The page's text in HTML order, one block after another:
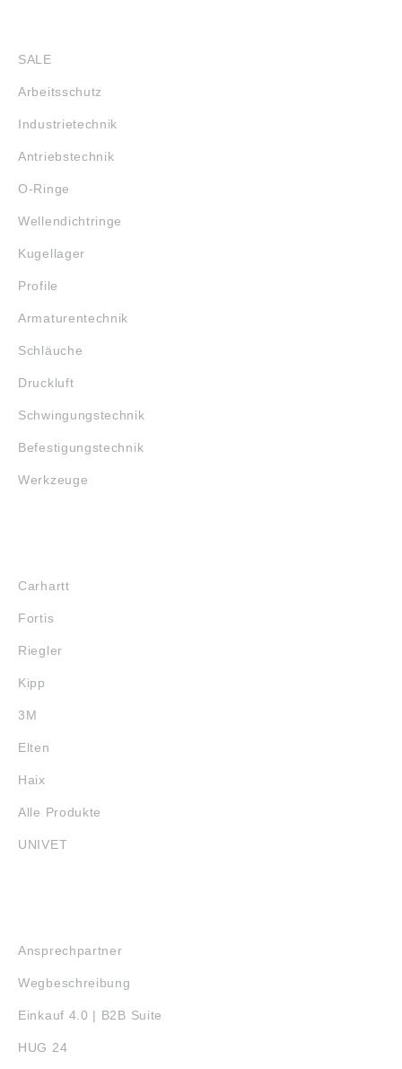
SALE
Arbeitsschutz
Industrietechnik
Antriebstechnik
O-Ringe
Wellendichtringe
Kugellager
Profile
Armaturentechnik
Schläuche
Druckluft
Schwingungstechnik
Befestigungstechnik
Werkzeuge
Carhartt
Fortis
Riegler
Kipp
3M
Elten
Haix
Alle Produkte
UNIVET
Ansprechpartner
Wegbeschreibung
Einkauf 4.0 | B2B Suite
HUG 24